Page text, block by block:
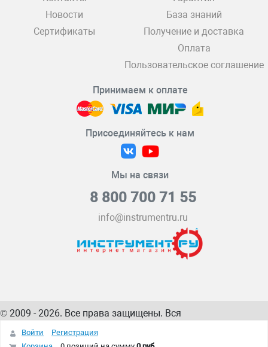
Новости
Сертификаты
База знаний
Получение и доставка
Оплата
Пользовательское соглашение
Принимаем к оплате
Присоединяйтесь к нам
Мы на связи
8 800 700 71 55
info@instrumentru.ru
© 2009 - 2026. Все права защищены. Вся
информация на сайте – собственность
интернет-магазина
Войти
Регистрация